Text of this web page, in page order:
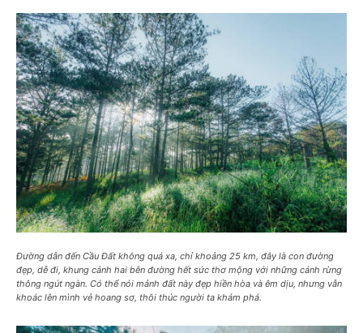
Đường dẫn đến Cầu Đất không quá xa, chỉ khoảng 25 km, đây là con đường
đẹp, dễ đi, khung cảnh hai bên đường hết sức thơ mộng với những cánh rừng
thông ngút ngàn. Có thể nói mảnh đất này đẹp hiền hòa và êm dịu, nhưng vẫn
khoác lên mình vẻ hoang sơ, thôi thúc người ta khám phá.